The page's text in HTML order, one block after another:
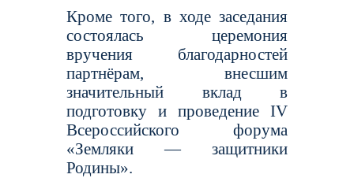
Кроме того, в ходе заседания
состоялась церемония
вручения благодарностей
партнёрам, внесшим
значительный вклад в
подготовку и проведение IV
Всероссийского форума
«Земляки — защитники
Родины».